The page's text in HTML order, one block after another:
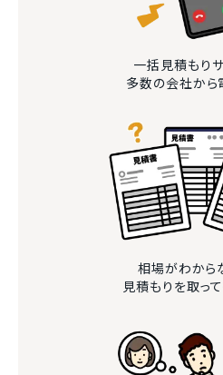
一括見積もり
多数の会社から
相場がわから
見積もりを取っ